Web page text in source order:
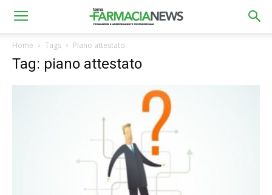
Home Tags Piano attestato
Tag: piano attestato